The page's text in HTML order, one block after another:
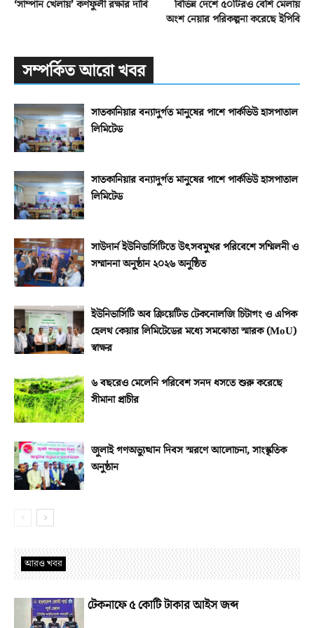
‘সাম্পান খেলায়’ কর্ণফুলী রক্ষার দাবি
বিভিন্ন দেশে ৫০টিরও বেশি মেলায়
অংশ নেয়ার পরিকল্পনা করেছে ইপিবি
সম্পর্কিত আরো খবর
সাতকানিয়ার বন্যাদুর্গত মানুষের পাশে পার্কভিউ হাসপাতাল
লিমিটেড
সাতকানিয়ার বন্যাদুর্গত মানুষের পাশে পার্কভিউ হাসপাতাল
লিমিটেড
সাউদার্ন ইউনিভার্সিটিতে উৎসবমুখর পরিবেশে সম্মিলনী ও
সম্মাননা অনুষ্ঠান ২০২৬ অনুষ্ঠিত
ইউনিভার্সিটি অব ক্রিয়েটিভ টেকনোলজি চিটাগং ও এপিক
হেলথ কেয়ার লিমিটেডের মধ্যে সমঝোতা স্মারক (MoU)
স্বাক্ষর
৬ বছরেও মেলেনি পরিবেশ সনদ ধসতে শুরু করেছে
সীমানা প্রাচীর
জুলাই গণঅভ্যুত্থান দিবস স্মরণে আলোচনা, সাংস্কৃতিক
অনুষ্ঠান
আরও খবর
টেকনাফে ৫ কোটি টাকার আইস জব্দ